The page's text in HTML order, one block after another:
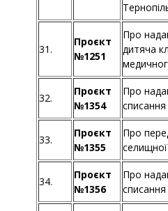
31.
Проєкт
№1251
Про
дитяча
32.
Проєкт
№1354
Про
33.
Проєкт
№1355
Про
34.
Проєкт
№1356
Про